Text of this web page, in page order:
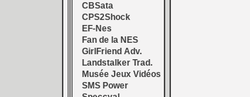
CBSata
CPS2Shock
EF-Nes
Fan de la NES
GirlFriend Adv.
Landstalker Trad.
Musée Jeux Vidéos
SMS Power